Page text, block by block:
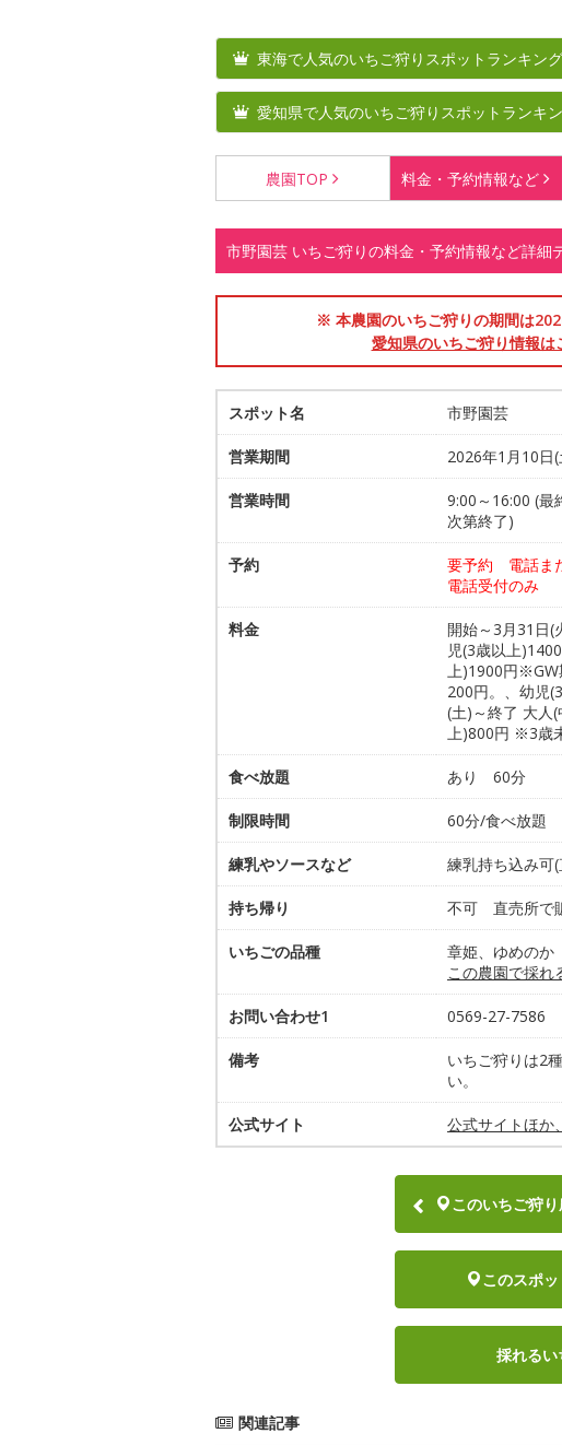
東海で人気のいちご狩りスポットランキン
愛知県で人気のいちご狩りスポットランキ
農園TOP 料金・予約情報など
市野園芸 いちご狩りの料金・予約情報など詳細
※ 本農園のいちご狩りの期間は
愛知県のいちご狩り情報は
スポット名 市野園芸
営業期間 2026年1月10日
営業時間
9:00～16:00 (
次第終了)
予約
要予約 電話ま
電話受付のみ
料金
開始～3月31日(
児(3歳以上
上)1900円※GW
200円。、幼児
(土)～終了 大人
上)800円 ※3歳
食べ放題 あり 60分
制限時間 60分/食べ放題
練乳やソースなど 練乳持ち込み可
持ち帰り 不可 直売所で
いちごの品種
章姫、ゆめのか
この農園で採れ
お問い合わせ1 0569-27-7586
備考
いちご狩りは2
い。
公式サイト 公式サイトほか
このいちご狩
このスポ
採れる
関連記事